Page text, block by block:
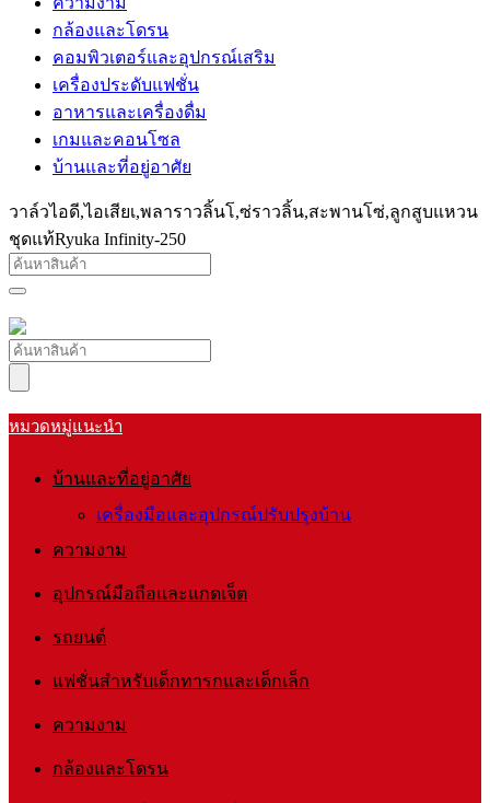
กล้องและโดรน
คอมพิวเตอร์และอุปกรณ์เสริม
เครื่องประดับแฟชั่น
อาหารและเครื่องดื่ม
เกมและคอนโซล
บ้านและที่อยู่อาศัย
วาล์วไอดี,ไอเสียเ,พลาราวลิ้นโ,ซ่ราวลิ้น,สะพานโซ่,ลูกสูบแหวน
ชุดแท้Ryuka Infinity-250
หมวดหมู่แนะนำ
บ้านและที่อยู่อาศัย
เครื่องมือและอุปกรณ์ปรับปรุงบ้าน
ความงาม
อุปกรณ์มือถือและแกดเจ็ต
รถยนต์
แฟชั่นสำหรับเด็กทารกและเด็กเล็ก
ความงาม
กล้องและโดรน